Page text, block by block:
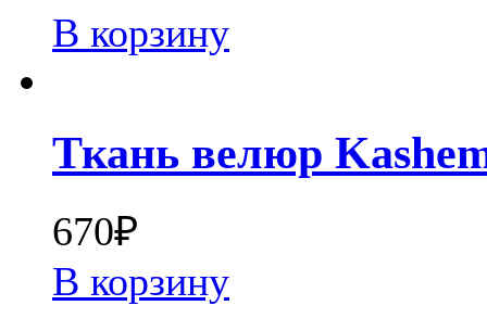
В корзину
Ткань велюр
670₽
В корзину